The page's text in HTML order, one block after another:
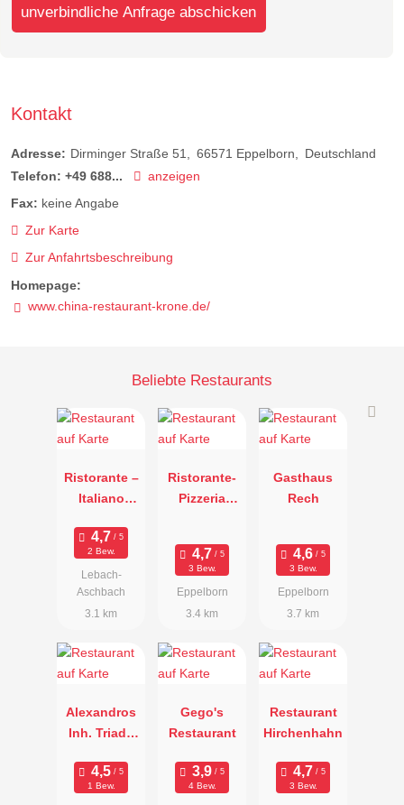
unverbindliche Anfrage abschicken
Kontakt
Adresse: Dirminger Straße 51 66571 Eppelborn
Deutschland
Telefon: +49 688...
anzeigen
Fax: keine Angabe
Zur Karte
Zur Anfahrtsbeschreibung
Homepage:
www.china-restaurant-krone.de/
Beliebte Restaurants
Ristorante –
Italiano
Haus
2 Bew.
Lebach-
Aschbach
3.1 km
Ristorante-
Pizzeria
3 Bew.
Eppelborn
3.4 km
Gasthaus
Rech
3 Bew.
Eppelborn
3.7 km
Alexandros
Inh. Triada
1 Bew.
Gego's
Restaurant
4 Bew.
Restaurant
Hirchenhahn
3 Bew.